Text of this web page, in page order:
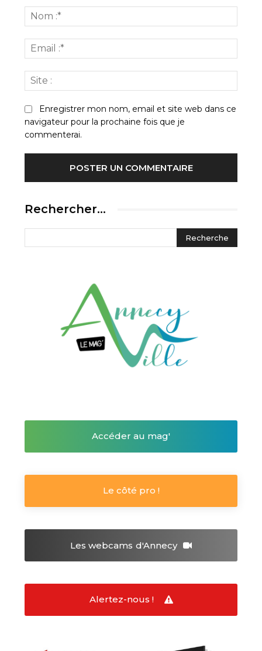
Enregistrer mon nom, email et site web dans ce
navigateur pour la prochaine fois que je
commenterai.
Rechercher…
Accéder au mag'
Le côté pro !
Les webcams d'Annecy
Alertez-nous !